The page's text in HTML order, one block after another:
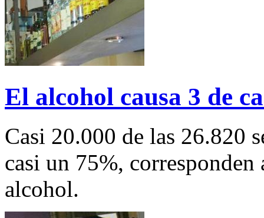
El alcohol causa 3 de
Casi 20.000 de las 26.820
casi un 75%,
alcohol.